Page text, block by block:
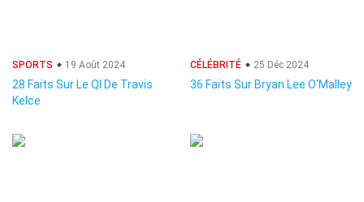
SPORTS 19 Août 2024
28 Faits Sur Le QI De Travis
Kelce
CÉLÉBRITÉ 25 Déc 2024
36 Faits Sur Bryan Lee O'Malley